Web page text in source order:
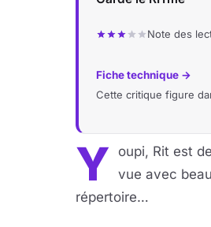
Note des
Fiche technique →
Cette critique figure
Y
oupi, Rit est
vue avec
répertoire…